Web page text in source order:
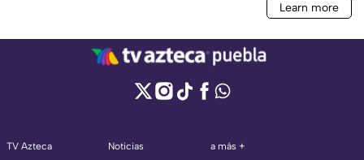
TV Azteca
Noticias
a más +